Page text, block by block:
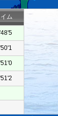
ム